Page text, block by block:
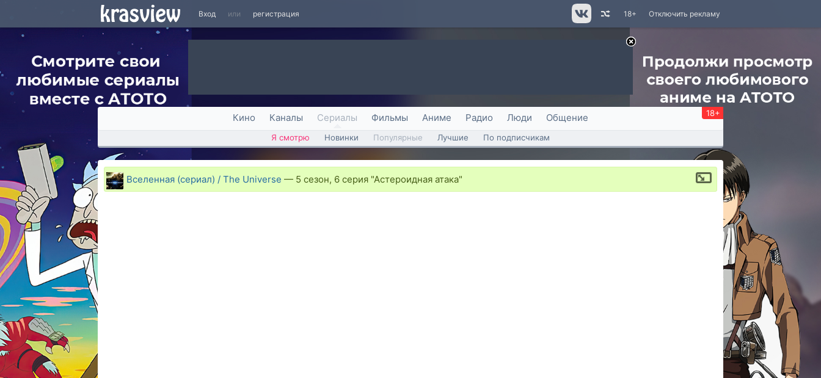
Вход или регистрация Отключить рекламу
18+
Кино Каналы Сериалы Фильмы Аниме Радио Люди Общение 18+
Я смотрю Новинки Популярные Лучшие По подписчикам
Вселенная (сериал) / The Universe — 5 сезон, 6 серия "Астероидная атака"